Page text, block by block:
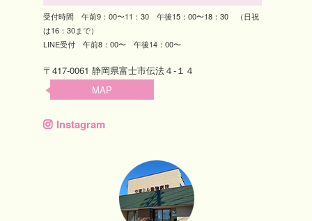
受付時間 午前9：00〜11：30 午後15：00〜18：30 （日祝
は16：30まで）
LINE受付 午前8：00〜 午後14：00〜
〒417-0061 静岡県富士市伝法４-１４
MAP
Instagram